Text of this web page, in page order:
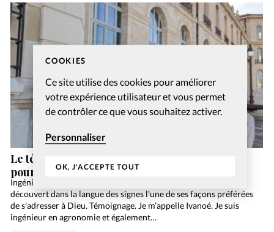
COOKIES
Ce site utilise des cookies pour améliorer
votre expérience utilisateur et vous permet
de contrôler ce que vous souhaitez activer.
Personnaliser
OK, J'ACCEPTE TOUT
Le témoignage d’Ivanoé: la langue des signes
pour louer Dieu
Ingénieur en agronomie et président de Trésorsmedia, Ivanoé a
découvert dans la langue des signes l'une de ses façons préférées
de s'adresser à Dieu. Témoignage. Je m’appelle Ivanoé. Je suis
ingénieur en agronomie et également…